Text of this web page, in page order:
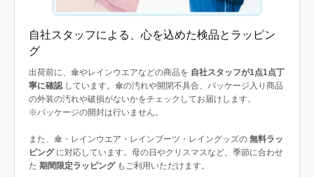
自社スタッフによる、心を込めた検品とラッピン
グ
出荷前に、傘やレインウエアなどの商品を 自社スタッフが1点1点丁
寧に確認 しています。傘の汚れや開閉不具合、パッケージ入り商品
の外装の汚れや破損がないかをチェックしてお届けします。
※パッケージの開封は行いません。
また、傘・レインウエア・レインブーツ・レイングッズの 無料ラッ
ピングに対応しています。母の日やクリスマスなど、季節に合わせ
た 期間限定ラッピングもご利用いただけます。